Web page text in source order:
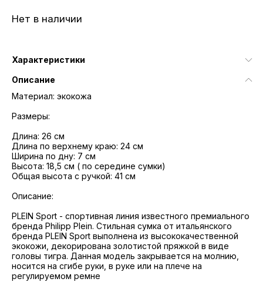
Нет в наличии
Характеристики
Описание
Материал: экокожа
Размеры:
Длина: 26 см
Длина по верхнему краю: 24 см
Ширина по дну: 7 см
Высота: 18,5 см ( по середине сумки)
Общая высота с ручкой: 41 см
Описание:
PLEIN Sport - спортивная линия известного премиального
бренда Philipp Plein. Стильная сумка от итальянского
бренда PLEIN Sport выполнена из высококачественной
экокожи, декорирована золотистой пряжкой в виде
головы тигра. Данная модель закрывается на молнию,
носится на сгибе руки, в руке или на плече на
регулируемом ремне